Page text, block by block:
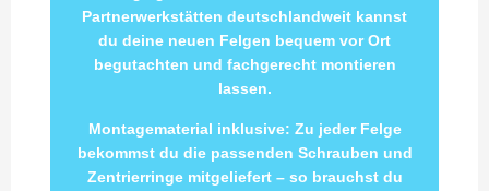
Partnerwerkstätten deutschlandweit kannst
du deine neuen Felgen bequem vor Ort
begutachten und fachgerecht montieren
lassen.
Montagematerial inklusive: Zu jeder Felge
bekommst du die passenden Schrauben und
Zentrierringe mitgeliefert – so brauchst du